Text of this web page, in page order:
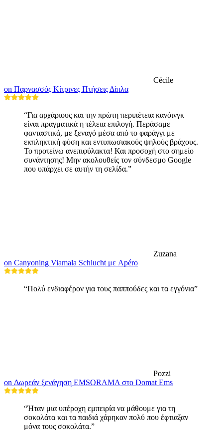
Cécile
on Παρνασσός Κίτρινες Πτήσεις Δίπλα
“Για αρχάριους και την πρώτη περιπέτεια κανόινγκ
είναι πραγματικά η τέλεια επιλογή. Περάσαμε
φανταστικά, με ξεναγό μέσα από το φαράγγι με
εκπληκτική φύση και εντυπωσιακούς ψηλούς βράχους.
Το προτείνω ανεπιφύλακτα! Και προσοχή στο σημείο
συνάντησης! Μην ακολουθείς τον σύνδεσμο Google
που υπάρχει σε αυτήν τη σελίδα.”
Zuzana
on Canyoning Viamala Schlucht με Apéro
“Πολύ ενδιαφέρον για τους παππούδες και τα εγγόνια”
Pozzi
on Δωρεάν ξενάγηση EMSORAMA στο Domat Ems
“Ήταν μια υπέροχη εμπειρία να μάθουμε για τη
σοκολάτα και τα παιδιά χάρηκαν πολύ που έφτιαξαν
μόνα τους σοκολάτα.”